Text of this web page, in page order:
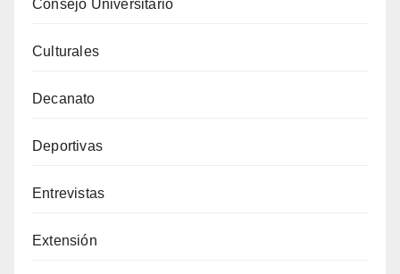
Consejo Universitario
Culturales
Decanato
Deportivas
Entrevistas
Extensión